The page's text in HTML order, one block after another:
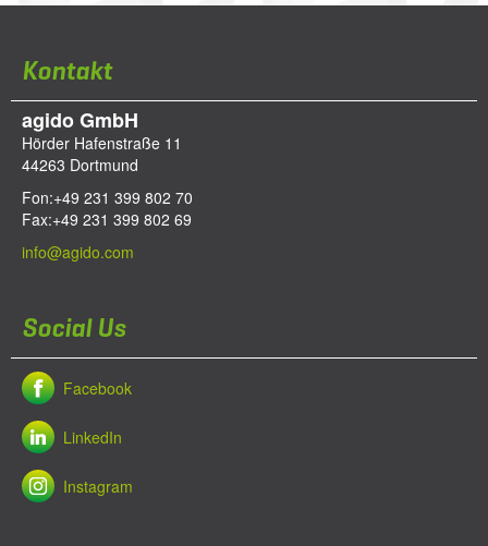
Kontakt
agido GmbH
Hörder Hafenstraße 11
44263 Dortmund
Fon:+49 231 399 802 70
Fax:+49 231 399 802 69
info@agido.com
Social Us
Facebook
LinkedIn
Instagram